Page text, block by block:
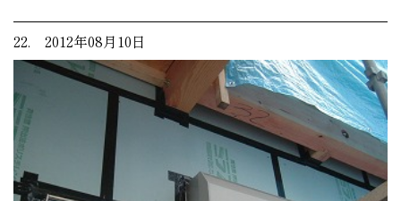
22. 2012年08月10日